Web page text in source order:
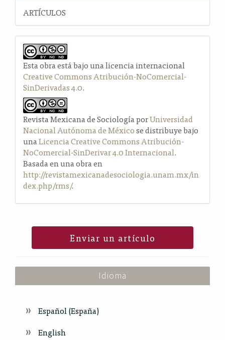
ARTÍCULOS
Esta obra está bajo una licencia internacional
Creative Commons Atribución-NoComercial-
SinDerivadas 4.0.
Revista Mexicana de Sociología porUniversidad
Nacional Autónoma de Méxicose distribuye bajo
unaLicencia Creative Commons Atribución-
NoComercial-SinDerivar 4.0 Internacional.
Basada en una obra en
http://revistamexicanadesociologia.unam.mx/in
dex.php/rms/.
Enviar un artículo
Idioma
Español (España)
English